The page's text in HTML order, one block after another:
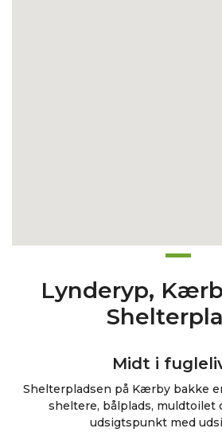
Lynderyp,
Midt i
Shelterpladsen på Kærby bakke
sheltere, bålplads, muldtoilet
udsigtspunkt med